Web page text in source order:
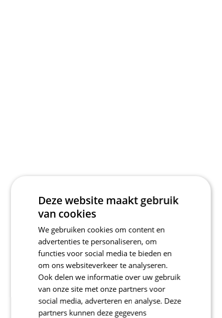
Deze website maakt gebruik
van cookies
We gebruiken cookies om content en
advertenties te personaliseren, om
functies voor social media te bieden en
om ons websiteverkeer te analyseren.
Ook delen we informatie over uw gebruik
van onze site met onze partners voor
social media, adverteren en analyse. Deze
partners kunnen deze gegevens